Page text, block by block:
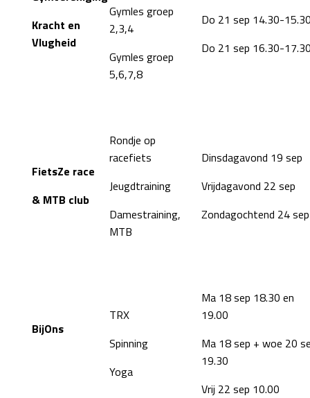
Kracht en
Vlugheid
Gymles groep
2,3,4
Gymles groep
5,6,7,8
Do 21 sep 14.30-
Do 21 sep 16.30-
FietsZe race
& MTB club
Rondje op
racefiets
Jeugdtraining
Damestraining,
MTB
Dinsdagavond 19 sep
Vrijdagavond 22 sep
Zondagochtend 24 sep
BijOns
TRX
Spinning
Yoga
Ma 18 sep 18.30 en
19.00
Ma 18 sep + woe 20
19.30
Vrij 22 sep 10.00